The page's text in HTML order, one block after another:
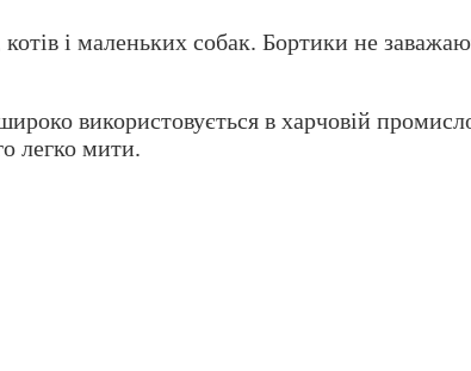
і маленьких собак. Бортики не
використовується в харчовій
легко мити.